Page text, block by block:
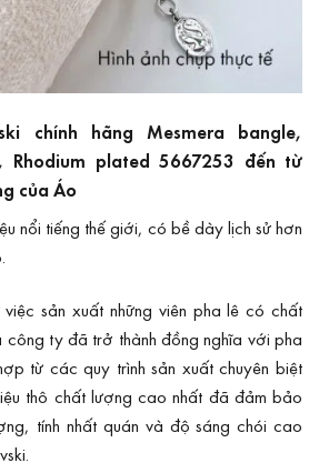
chính hãng Mesmera bangle,
Rhodium plated 5667253 đến từ
của Áo
nổi tiếng thế giới, có bề dày lịch sử hơn
sản xuất những viên pha lê có chất
công ty đã trở thành đồng nghĩa với pha
từ các quy trình sản xuất chuyên biệt
thô chất lượng cao nhất đã đảm bảo
tính nhất quán và độ sáng chói cao